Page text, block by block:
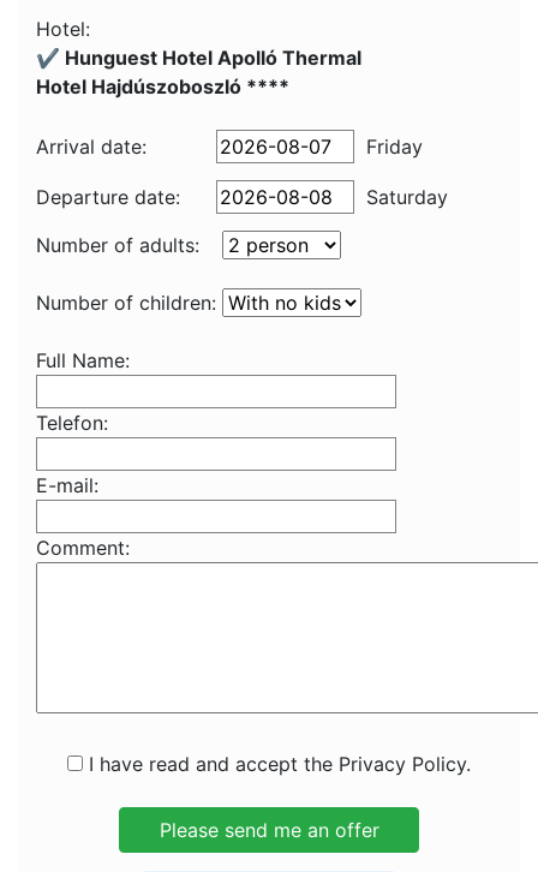
Hotel:
✔️ Hunguest Hotel Apolló Thermal
Hotel Hajdúszoboszló ****
Arrival date: Friday
Departure date:
Saturday
Number of adults:
Number of children:
Full Name:
Telefon:
E-mail:
Comment:
I have read and accept the Privacy Policy.